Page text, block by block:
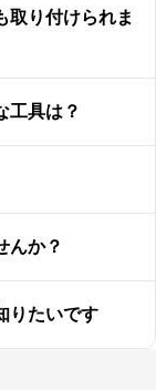
取り付けられま
工具は？
んか？
りたいです